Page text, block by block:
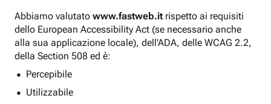
Abbiamo valutato www.fastweb.it rispetto ai requisiti
dello European Accessibility Act (se necessario anche
alla sua applicazione locale), dell'ADA, delle WCAG 2.2,
della Section 508 ed è:
Percepibile
Utilizzabile